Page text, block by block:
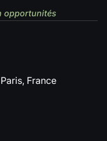
opportunités
France